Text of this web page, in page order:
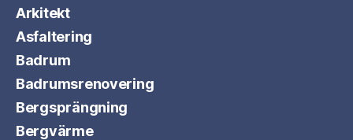
Arkitekt
Asfaltering
Badrum
Badrumsrenovering
Bergsprängning
Bergvärme